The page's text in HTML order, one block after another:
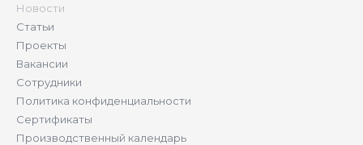
Новости
Статьи
Проекты
Вакансии
Сотрудники
Политика конфиденциальности
Сертификаты
Производственный календарь